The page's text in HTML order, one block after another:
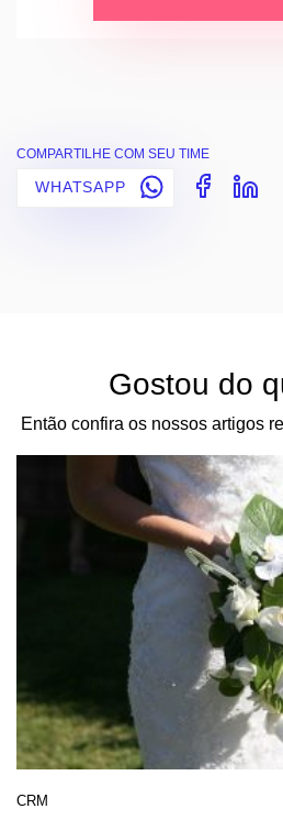
COMPARTILHE COM SEU TIME
WHATSAPP
Gostou do
Então confira os nossos artigos
CRM